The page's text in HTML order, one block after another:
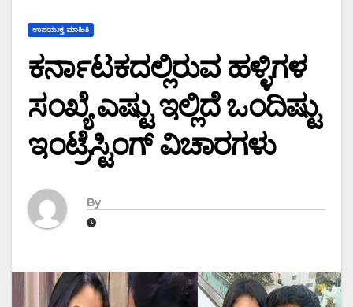
ಉಪಯುಕ್ತ ಮಾಹಿತಿ
ಕರ್ನಾಟಕದಲ್ಲಿರುವ ಹಳ್ಳಿಗಳ
ಸಂಖ್ಯೆ ಎಷ್ಟು ಇಲ್ಲಿದೆ ಒಂದಿಷ್ಟು
ಇಂಟ್ರೆಸ್ಟಿಂಗ್ ವಿಚಾರಗಳು
By